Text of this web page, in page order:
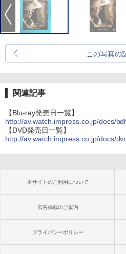
この写真の
関連記事
【Blu-ray発売日一覧】
http://av.watch.impress.co.jp/docs/
【DVD発売日一覧】
http://av.watch.impress.co.jp/docs/
本サイトのご利用について
広告掲載のご案内
プライバシーポリシー